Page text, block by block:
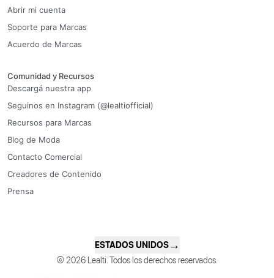
Abrir mi cuenta
Soporte para Marcas
Acuerdo de Marcas
Comunidad y Recursos
Descargá nuestra app
Seguinos en Instagram (@lealtiofficial)
Recursos para Marcas
Blog de Moda
Contacto Comercial
Creadores de Contenido
Prensa
ESTADOS UNIDOS→
© 2026 Lealti. Todos los derechos reservados.